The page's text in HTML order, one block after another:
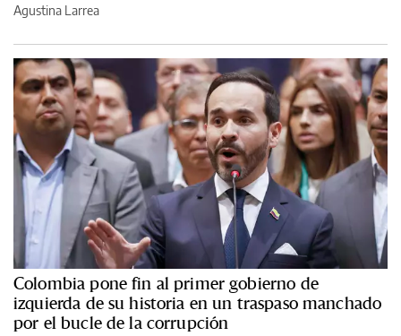
Agustina Larrea
Colombia pone fin al primer gobierno de
izquierda de su historia en un traspaso manchado
por el bucle de la corrupción